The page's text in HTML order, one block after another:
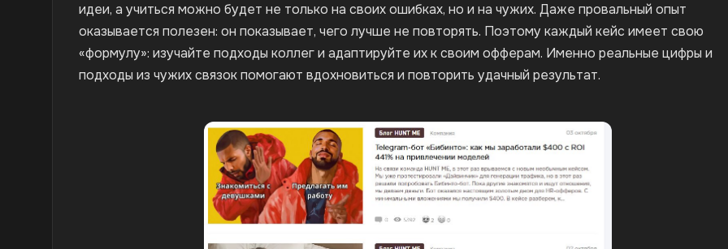
идеи, а учиться можно будет не только на своих ошибках, но и на чужих. Даже провальный опыт
оказывается полезен: он показывает, чего лучше не повторять. Поэтому каждый кейс имеет свою
«формулу»: изучайте подходы коллег и адаптируйте их к своим офферам. Именно реальные цифры и
подходы из чужих связок помогают вдохновиться и повторить удачный результат.